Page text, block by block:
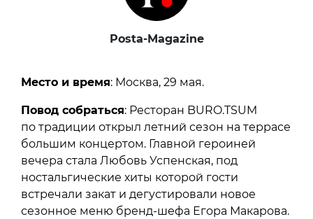
Posta-Magazine
Место и время: Москва, 29 мая.
Повод собраться: Ресторан BURO.TSUM
по традиции открыл летний сезон на террасе
большим концертом. Главной героиней
вечера стала Любовь Успенская, под
ностальгические хиты которой гости
встречали закат и дегустировали новое
сезонное меню бренд-шефа Егора Макарова.